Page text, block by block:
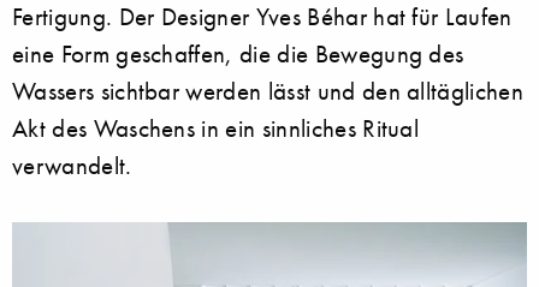
Fertigung. Der Designer Yves Béhar hat für Laufen
eine Form geschaffen, die die Bewegung des
Wassers sichtbar werden lässt und den alltäglichen
Akt des Waschens in ein sinnliches Ritual
verwandelt.